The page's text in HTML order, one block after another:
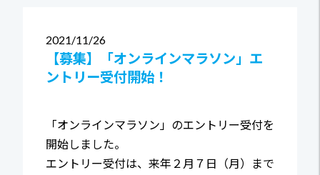
2021 11/26
【募集】「オンラインマラソン」エ
ントリー受付開始！
「オンラインマラソン」のエントリー受付を
開始しました。
エントリー受付は、来年２月７日（月）まで